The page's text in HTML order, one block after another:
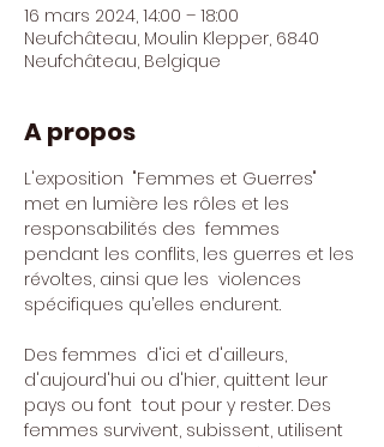
16 mars 2024, 14:00 – 18:00
Neufchâteau, Moulin Klepper, 6840
Neufchâteau, Belgique
A propos
L'exposition  "Femmes et Guerres"
met en lumière les rôles et les
responsabilités des  femmes
pendant les conflits, les guerres et les
révoltes, ainsi que les  violences
spécifiques qu’elles endurent.
Des femmes  d'ici et d'ailleurs,
d'aujourd'hui ou d'hier, quittent leur
pays ou font  tout pour y rester. Des
femmes survivent, subissent, utilisent